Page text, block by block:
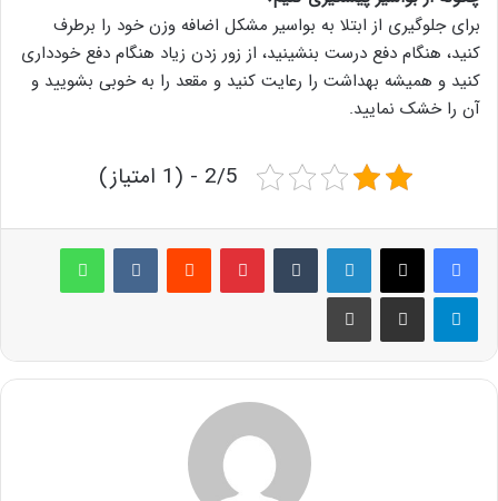
برای جلوگیری از ابتلا به بواسیر مشکل اضافه وزن خود را برطرف
کنید، هنگام دفع درست بنشینید، از زور زدن زیاد هنگام دفع خودداری
کنید و همیشه بهداشت را رعایت کنید و مقعد را به خوبی بشویید و
آن را خشک نمایید.
2/5 - (1 امتیاز)
لینکدین ‫تامبلر پینترست‫رددیت ‫VKontakteواتس آپ
تلگرام اشتراک گذاری از طریق ایمیل چاپ